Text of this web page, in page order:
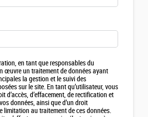
en tant que responsables du
œuvre un traitement de données ayant
la gestion et le suivi des
sur le site. En tant qu’utilisateur, vous
d’accès, d’effacement, de rectification et
données, ainsi que d’un droit
limitation au traitement de ces données.